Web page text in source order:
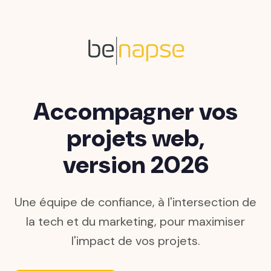
Accompagner vos
projets web,
version 2026
Une équipe de confiance, à l'intersection de
la tech et du marketing, pour maximiser
l'impact de vos projets.